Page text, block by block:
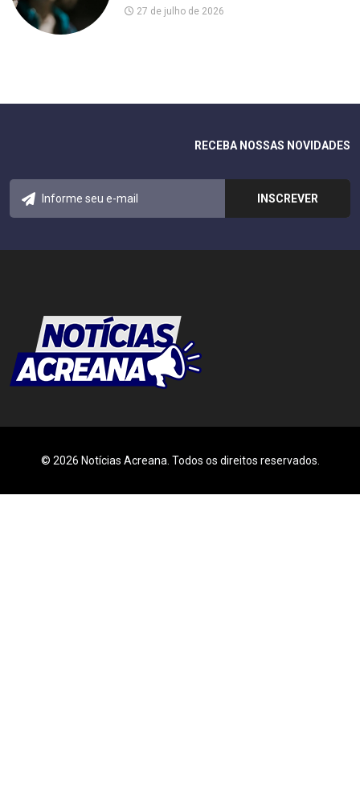
27 de julho de 2026
RECEBA NOSSAS NOVIDADES
© 2026 Notícias Acreana. Todos os direitos reservados.